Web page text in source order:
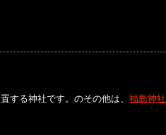
する神社です。のその他は、 福島神社